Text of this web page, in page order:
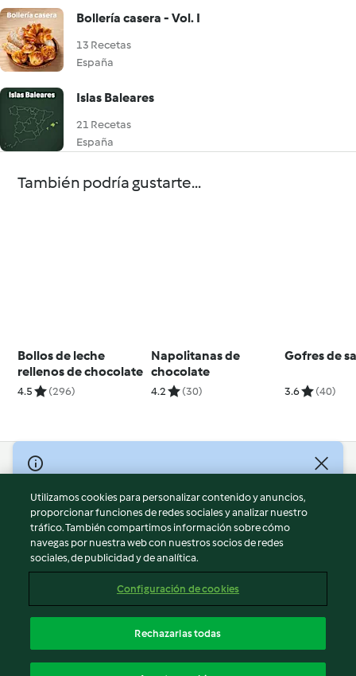
Bollería casera - Vol. I
13 Recetas
España
Islas Baleares
21 Recetas
España
También podría gustarte...
Bollos de leche
rellenos de chocolate
4.5 (296)
Napolitanas de
chocolate
4.2 (30)
Gofres de
3.6 (40)
© Copyright 2026
Términos de uso
Política de privacidad
Aviso legal
Información legal
Reportar contenido
Declaración de accesibilidad
Utilizamos cookies para personalizar contenido y anuncios,
proporcionar funciones de redes sociales y analizar nuestro
tráfico. También compartimos información sobre cómo
navegas por nuestra web con nuestros socios de redes
sociales, de publicidad y de analítica.
Configuración de cookies
Rechazarlas todas